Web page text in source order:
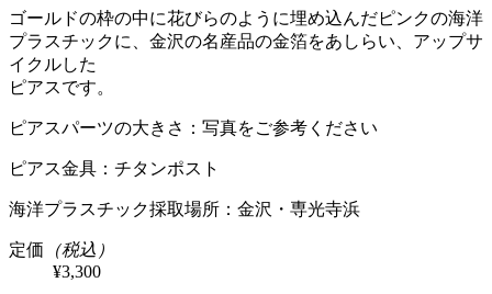
ゴールドの枠の中に花びらのように埋め込んだピンクの海洋
プラスチックに、金沢の名産品の金箔をあしらい、アップサ
イクルした
ピアスです。
ピアスパーツの大きさ：写真をご参考ください
ピアス金具：チタンポスト
海洋プラスチック採取場所：金沢・専光寺浜
定価 （税込）
¥3,300